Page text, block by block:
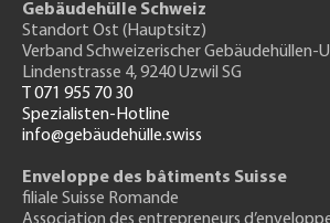
Gebäudehülle Schweiz
Standort Ost (Hauptsitz)
Verband Schweizerischer Gebäudehüllen-
Lindenstrasse 4, 9240 Uzwil SG
T 071 955 70 30
Spezialisten-Hotline
info@gebäudehülle.swiss
Enveloppe des bâtiments Suisse
filiale Suisse Romande